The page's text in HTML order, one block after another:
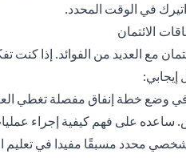
في الوقت المحدد.
الائتمان
مع العديد من الفوائد. إذا
إيجابي:
خطة إنفاق مفصلة تغطي
ساعده على فهم كيفية إجراء
محدد مسبقًا مفيدا في تعليم